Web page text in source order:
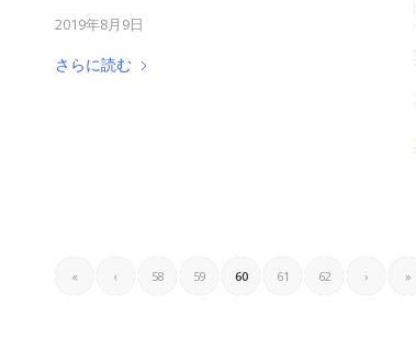
2019年8月9日
さらに読む
« ‹ 58 59 60 61 62 › »